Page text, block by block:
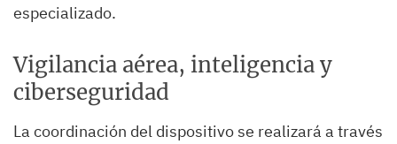
especializado.
Vigilancia aérea, inteligencia y
ciberseguridad
La coordinación del dispositivo se realizará a través